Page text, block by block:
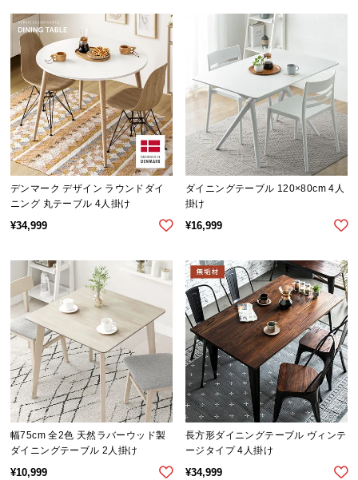
せ
ブ
ロ
グ
業
情
o.,
デンマーク デザイン ラウンドダイ
ニング 丸テーブル 4人掛け
¥34,999
ダイニングテーブル 120×80cm 4人
掛け
¥16,999
幅75cm 全2色 天然ラバーウッド製
ダイニングテーブル 2人掛け
¥10,999
長方形ダイニングテーブル ヴィンテ
ージタイプ 4人掛け
¥34,999